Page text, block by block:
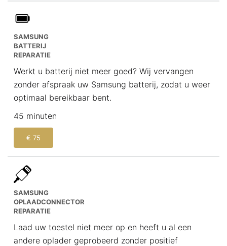
SAMSUNG
BATTERIJ
REPARATIE
Werkt u batterij niet meer goed? Wij vervangen
zonder afspraak uw Samsung batterij, zodat u weer
optimaal bereikbaar bent.
45 minuten
€ 75
SAMSUNG
OPLAADCONNECTOR
REPARATIE
Laad uw toestel niet meer op en heeft u al een
andere oplader geprobeerd zonder positief